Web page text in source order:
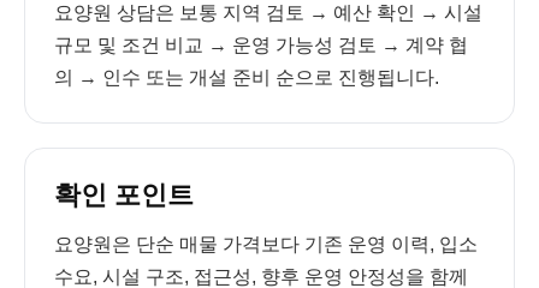
요양원 상담은 보통 지역 검토 → 예산 확인 → 시설
규모 및 조건 비교 → 운영 가능성 검토 → 계약 협
의 → 인수 또는 개설 준비 순으로 진행됩니다.
확인 포인트
요양원은 단순 매물 가격보다 기존 운영 이력, 입소
수요, 시설 구조, 접근성, 향후 운영 안정성을 함께